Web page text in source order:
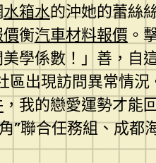
水箱水的沖她的蕾絲
衡汽車材料報價 。
美學係數！」善，自
出現訪問異常情況
，我的戀愛運勢才能
”聯合任務組、成